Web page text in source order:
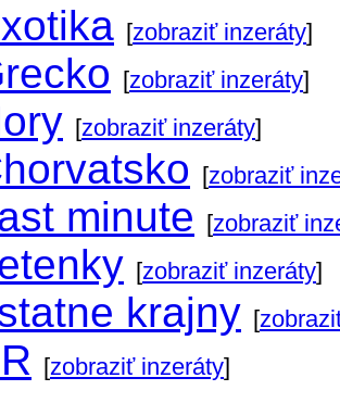
[zobraziť inzeráty]
[zobraziť inzeráty]
[zobraziť inzeráty]
[zobraziť
minute [zobraziť
[zobraziť inzeráty]
krajny [
[zobraziť inzeráty]